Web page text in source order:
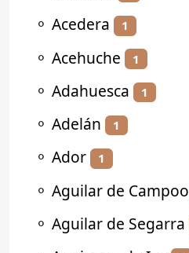
⚬ Acedera 1
⚬ Acehuche 1
⚬ Adahuesca 1
⚬ Adelán 1
⚬ Ador 1
⚬ Aguilar de Campoo
⚬ Aguilar de Segarra